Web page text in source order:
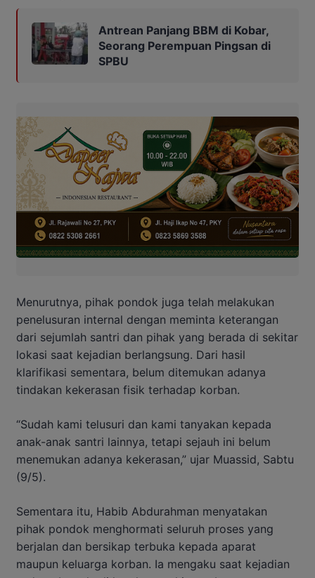
Antrean Panjang BBM di Kobar,
Seorang Perempuan Pingsan di
SPBU
Menurutnya, pihak pondok juga telah melakukan
penelusuran internal dengan meminta keterangan
dari sejumlah santri dan pihak yang berada di sekitar
lokasi saat kejadian berlangsung. Dari hasil
klarifikasi sementara, belum ditemukan adanya
tindakan kekerasan fisik terhadap korban.
“Sudah kami telusuri dan kami tanyakan kepada
anak-anak santri lainnya, tetapi sejauh ini belum
menemukan adanya kekerasan,” ujar Muassid, Sabtu
(9/5).
Sementara itu, Habib Abdurahman menyatakan
pihak pondok menghormati seluruh proses yang
berjalan dan bersikap terbuka kepada aparat
maupun keluarga korban. Ia mengaku saat kejadian